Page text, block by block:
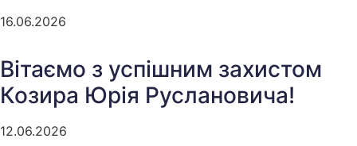
16.06.2026
Вітаємо з успішним захистом
Козира Юрія Руслановича!
12.06.2026